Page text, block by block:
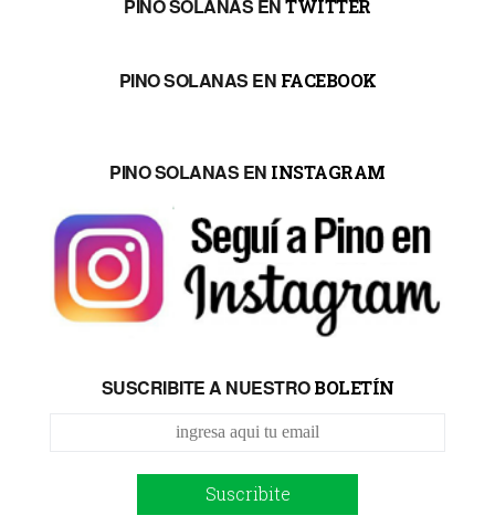
PINO SOLANAS ENTWITTER
PINO SOLANAS EN FACEBOOK
PINO SOLANAS EN INSTAGRAM
SUSCRIBITE A NUESTROBOLETÍN
Suscribite